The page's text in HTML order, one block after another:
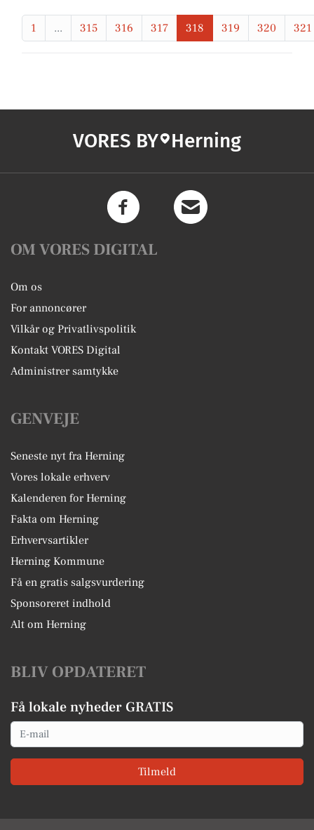
1 ... 315 316 317 318 319 320 321
VORES BY Herning
OM VORES DIGITAL
Om os
For annoncører
Vilkår og Privatlivspolitik
Kontakt VORES Digital
Administrer samtykke
GENVEJE
Seneste nyt fra Herning
Vores lokale erhverv
Kalenderen for Herning
Fakta om Herning
Erhvervsartikler
Herning Kommune
Få en gratis salgsvurdering
Sponsoreret indhold
Alt om Herning
BLIV OPDATERET
Få lokale nyheder GRATIS
Email
Tilmeld